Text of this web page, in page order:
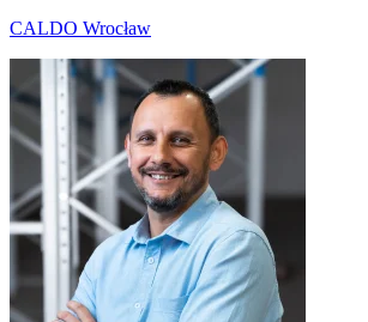
CALDO Wrocław